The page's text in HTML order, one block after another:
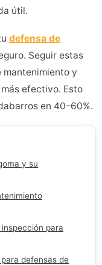
útil.
defensa de
Seguir estas
y
efectivo. Esto
en 40–60%.
y su
para
defensas de